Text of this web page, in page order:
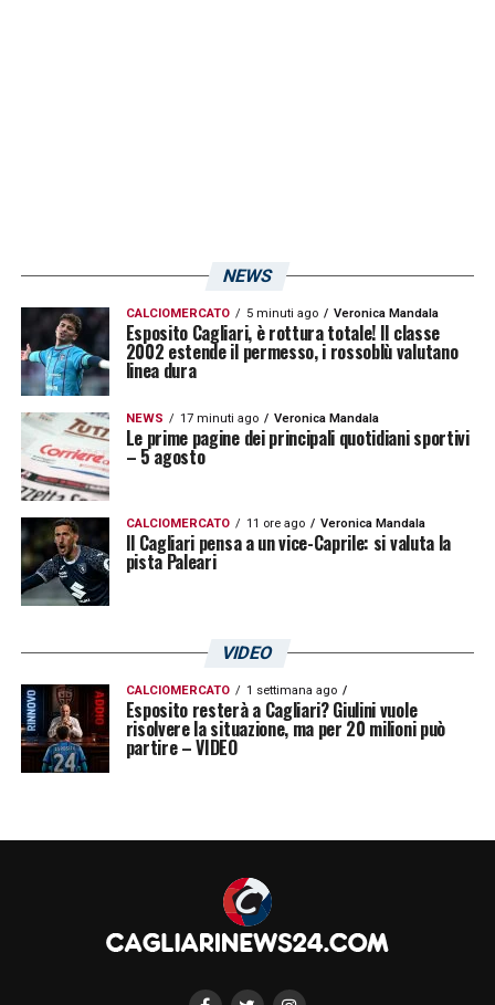
NEWS
CALCIOMERCATO 5 minuti ago Veronica Mandala
Esposito Cagliari, è rottura totale! Il classe
2002 estende il permesso, i rossoblù valutano
linea dura
NEWS 17 minuti ago Veronica Mandala
Le prime pagine dei principali quotidiani sportivi
– 5 agosto
CALCIOMERCATO 11 ore ago Veronica Mandala
Il Cagliari pensa a un vice-Caprile: si valuta la
pista Paleari
VIDEO
CALCIOMERCATO 1 settimana ago
Esposito resterà a Cagliari? Giulini vuole
risolvere la situazione, ma per 20 milioni può
partire – VIDEO